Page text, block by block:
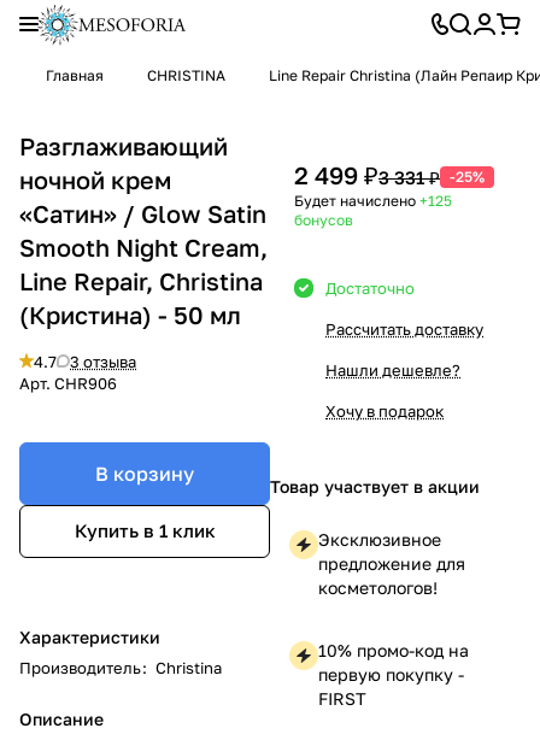
Главная CHRISTINA Line Repair Christina (Лайн Репаир
Разглаживающий
ночной крем
«Сатин» / Glow Satin
Smooth Night Cream,
Line Repair, Christina
(Кристина) - 50 мл
4.7
3 отзыва
Арт. CHR906
В корзину
Купить в 1 клик
Характеристики
Производитель: Christina
Описание
2 499 ₽3 331 ₽ -25%
Будет начислено +125
бонусов
Достаточно
Рассчитать доставку
Нашли дешевле?
Хочу в подарок
Товар участвует в акции
Эксклюзивное
предложение для
косметологов!
10% промо-код на
первую покупку -
FIRST